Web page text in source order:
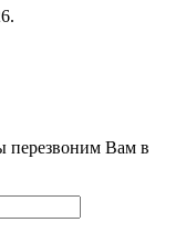
перезвоним Вам в